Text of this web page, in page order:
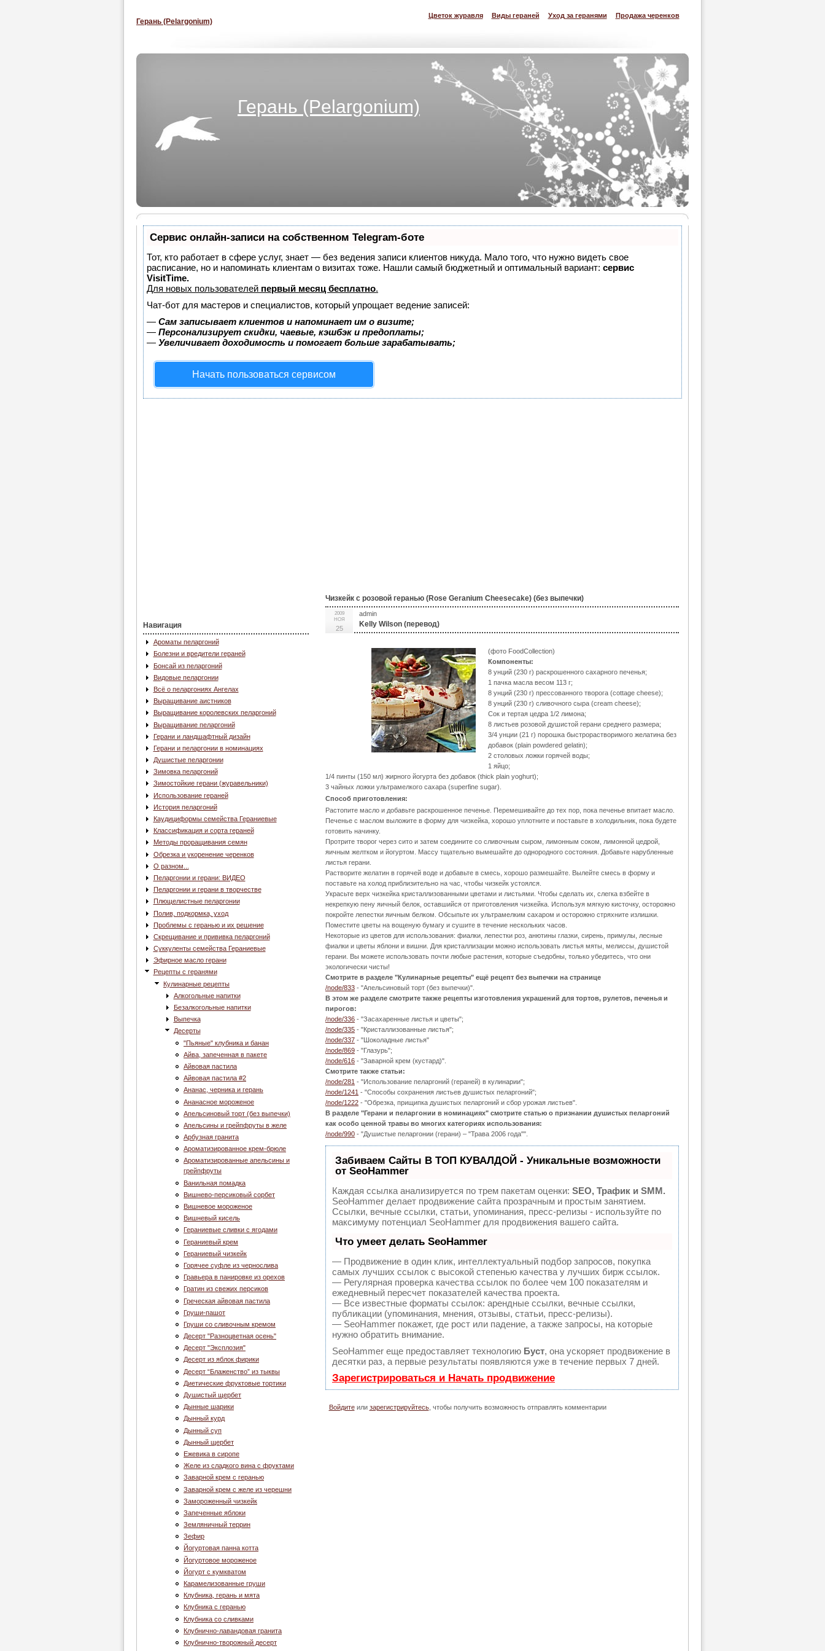
Цветок журавля Виды гераней Уход за геранями Продажа черенков
Герань (Pelargonium)
Герань (Pelargonium)
Сервис онлайн-записи на собственном Telegram-боте
Тот, кто работает в сфере услуг, знает — без ведения записи клиентов никуда. Мало того, что нужно видеть свое
расписание, но и напоминать клиентам о визитах тоже. Нашли самый бюджетный и оптимальный вариант: сервис
VisitTime.
Для новых пользователей первый месяц бесплатно.
Чат-бот для мастеров и специалистов, который упрощает ведение записей:
— Сам записывает клиентов и напоминает им о визите;
— Персонализирует скидки, чаевые, кэшбэк и предоплаты;
— Увеличивает доходимость и помогает больше зарабатывать;
Начать пользоваться сервисом
Навигация
Ароматы пеларгоний
Болезни и вредители гераней
Бонсай из пеларгоний
Видовые пеларгонии
Всё о пеларгониях Ангелах
Выращивание аистников
Выращивание королевских пеларгоний
Выращивание пеларгоний
Герани и ландшафтный дизайн
Герани и пеларгонии в номинациях
Душистые пеларгонии
Зимовка пеларгоний
Зимостойкие герани (журавельники)
Использование гераней
История пеларгоний
Каудициформы семейства Гераниевые
Классификация и сорта гераней
Методы проращивания семян
Обрезка и укоренение черенков
О разном...
Пеларгонии и герани: ВИДЕО
Пеларгонии и герани в творчестве
Плющелистные пеларгонии
Полив, подкормка, уход
Проблемы с геранью и их решение
Скрещивание и прививка пеларгоний
Суккуленты семейства Гераниевые
Эфирное масло герани
Рецепты с геранями
Кулинарные рецепты
Алкогольные напитки
Безалкогольные напитки
Выпечка
Десерты
"Пьяные" клубника и банан
Айва, запеченная в пакете
Айвовая пастила
Айвовая пастила #2
Ананас, черника и герань
Ананасное мороженое
Апельсиновый торт (без выпечки)
Апельсины и грейпфруты в желе
Арбузная гранита
Ароматизированное крем-брюле
Ароматизированные апельсины и
грейпфруты
Ванильная помадка
Вишнево-персиковый сорбет
Вишневое мороженое
Вишневый кисель
Гераниевые сливки с ягодами
Гераниевый крем
Гераниевый чизкейк
Горячее суфле из чернослива
Гравьера в панировке из орехов
Гратин из свежих персиков
Греческая айвовая пастила
Груши-пашот
Груши со сливочным кремом
Десерт "Разноцветная осень"
Десерт "Эксплозия"
Десерт из яблок фирики
Десерт “Блаженство” из тыквы
Диетические фруктовые тортики
Душистый щербет
Дынные шарики
Дынный курд
Дынный суп
Дынный щербет
Ежевика в сиропе
Желе из сладкого вина с фруктами
Заварной крем с геранью
Заварной крем с желе из черешни
Замороженный чизкейк
Запеченные яблоки
Земляничный террин
Зефир
Йогуртовая панна котта
Йогуртовое мороженое
Йогурт с кумкватом
Карамелизованные груши
Клубника, герань и мята
Клубника c геранью
Клубника со сливками
Клубнично-лавандовая гранита
Клубнично-творожный десерт
Чизкейк с розовой геранью (Rose Geranium Cheesecake) (без выпечки)
2009
НОЯ
25
admin
Kelly Wilson (перевод)
(фото FoodCollection)
Компоненты:
8 унций (230 г) раскрошенного сахарного печенья;
1 пачка масла весом 113 г;
8 унций (230 г) прессованного творога (cottage cheese);
8 унций (230 г) сливочного сыра (cream cheese);
Сок и тертая цедра 1/2 лимона;
8 листьев розовой душистой герани среднего размера;
3/4 унции (21 г) порошка быстрорастворимого желатина без
добавок (plain powdered gelatin);
2 столовых ложки горячей воды;
1 яйцо;
1/4 пинты (150 мл) жирного йогурта без добавок (thick plain yoghurt);
3 чайных ложки ультрамелкого сахара (superfine sugar).
Способ приготовления:
Растопите масло и добавьте раскрошенное печенье. Перемешивайте до тех пор, пока печенье впитает масло.
Печенье с маслом выложите в форму для чизкейка, хорошо уплотните и поставьте в холодильник, пока будете
готовить начинку.
Протрите творог через сито и затем соедините со сливочным сыром, лимонным соком, лимонной цедрой,
яичным желтком и йогуртом. Массу тщательно вымешайте до однородного состояния. Добавьте нарубленные
листья герани.
Растворите желатин в горячей воде и добавьте в смесь, хорошо размешайте. Вылейте смесь в форму и
поставьте на холод приблизительно на час, чтобы чизкейк устоялся.
Украсьте верх чизкейка кристаллизованными цветами и листьями. Чтобы сделать их, слегка взбейте в
некрепкую пену яичный белок, оставшийся от приготовления чизкейка. Используя мягкую кисточку, осторожно
покройте лепестки яичным белком. Обсыпьте их ультрамелким сахаром и осторожно стряхните излишки.
Поместите цветы на вощеную бумагу и сушите в течение нескольких часов.
Некоторые из цветов для использования: фиалки, лепестки роз, анютины глазки, сирень, примулы, лесные
фиалки и цветы яблони и вишни. Для кристаллизации можно использовать листья мяты, мелиссы, душистой
герани. Вы можете использовать почти любые растения, которые съедобны, только убедитесь, что они
экологически чисты!
Смотрите в разделе "Кулинарные рецепты" ещё рецепт без выпечки на странице
/node/833 - "Апельсиновый торт (без выпечки)".
В этом же разделе смотрите также рецепты изготовления украшений для тортов, рулетов, печенья и
пирогов:
/node/336 - "Засахаренные листья и цветы";
/node/335 - "Кристаллизованные листья";
/node/337 - "Шоколадные листья"
/node/869 - "Глазурь";
/node/616 - "Заварной крем (кустард)".
Смотрите также статьи:
/node/281 - "Использование пеларгоний (гераней) в кулинарии";
/node/1241 - "Способы сохранения листьев душистых пеларгоний";
/node/1222 - "Обрезка, прищипка душистых пеларгоний и сбор урожая листьев".
В разделе "Герани и пеларгонии в номинациях" смотрите статью о признании душистых пеларгоний
как особо ценной травы во многих категориях использования:
/node/990 - "Душистые пеларгонии (герани) – "Трава 2006 года"".
Забиваем Сайты В ТОП КУВАЛДОЙ - Уникальные возможности
от SeoHammer
Каждая ссылка анализируется по трем пакетам оценки: SEO, Трафик и SMM.
SeoHammer делает продвижение сайта прозрачным и простым занятием.
Ссылки, вечные ссылки, статьи, упоминания, пресс-релизы - используйте по
максимуму потенциал SeoHammer для продвижения вашего сайта.
Что умеет делать SeoHammer
— Продвижение в один клик, интеллектуальный подбор запросов, покупка
самых лучших ссылок с высокой степенью качества у лучших бирж ссылок.
— Регулярная проверка качества ссылок по более чем 100 показателям и
ежедневный пересчет показателей качества проекта.
— Все известные форматы ссылок: арендные ссылки, вечные ссылки,
публикации (упоминания, мнения, отзывы, статьи, пресс-релизы).
— SeoHammer покажет, где рост или падение, а также запросы, на которые
нужно обратить внимание.
SeoHammer еще предоставляет технологию Буст, она ускоряет продвижение в
десятки раз, а первые результаты появляются уже в течение первых 7 дней.
Зарегистрироваться и Начать продвижение
Войдитеили зарегистрируйтесь, чтобы получить возможность отправлять комментарии